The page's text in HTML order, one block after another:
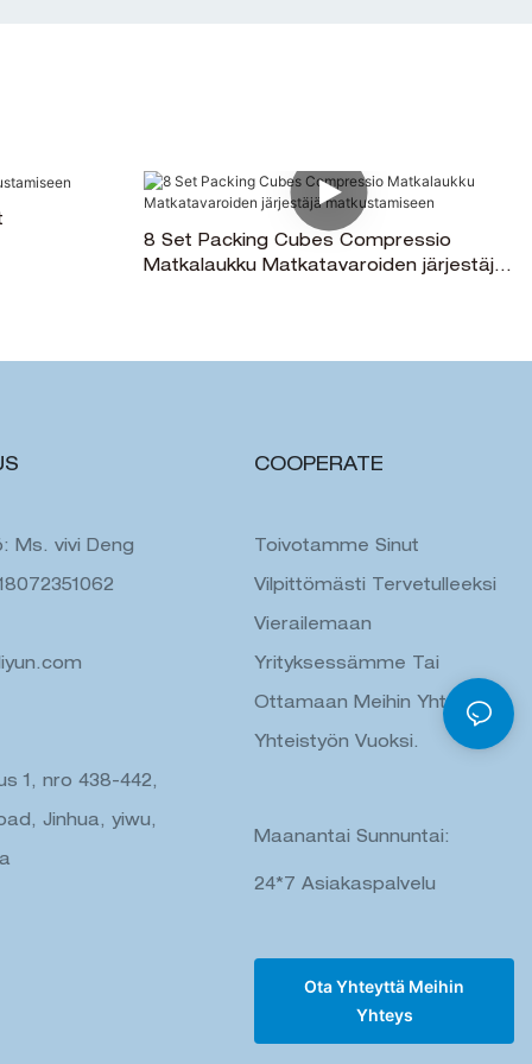
8 Set Packing Cubes Compressio
Matkalaukku Matkatavaroiden järjestäjä
Ms. vivi Deng
1, nro 438-442,
Jinhua, yiwu,
COOPERATE
Toivotamme Sinut
Vilpittömästi Tervetulleeksi
Vierailemaan
Yrityksessämme Tai
Ottamaan Meihin Yhteyttä
Yhteistyön Vuoksi.
Maanantai Sunnuntai:
24*7 Asiakaspalvelu
Ota Yhteyttä Meihin
Yhteys